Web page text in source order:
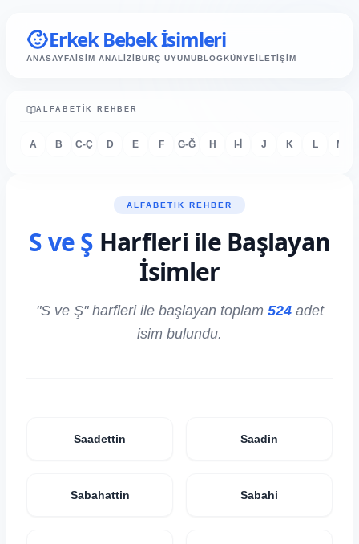
Erkek Bebek İsimleri
ANASAYFAİSİM ANALİZİBURÇ UYUMUBLOGKÜNYEİLETİŞİM
ALFABETIK REHBER
A B C-Ç D E F G-Ğ H I-İ J K L M
ALFABETIK REHBER
S ve Ş Harfleri ile Başlayan
İsimler
"S ve Ş" harfleri ile başlayan toplam 524adet
isim bulundu.
Saadettin Saadin
Sabahattin Sabahi